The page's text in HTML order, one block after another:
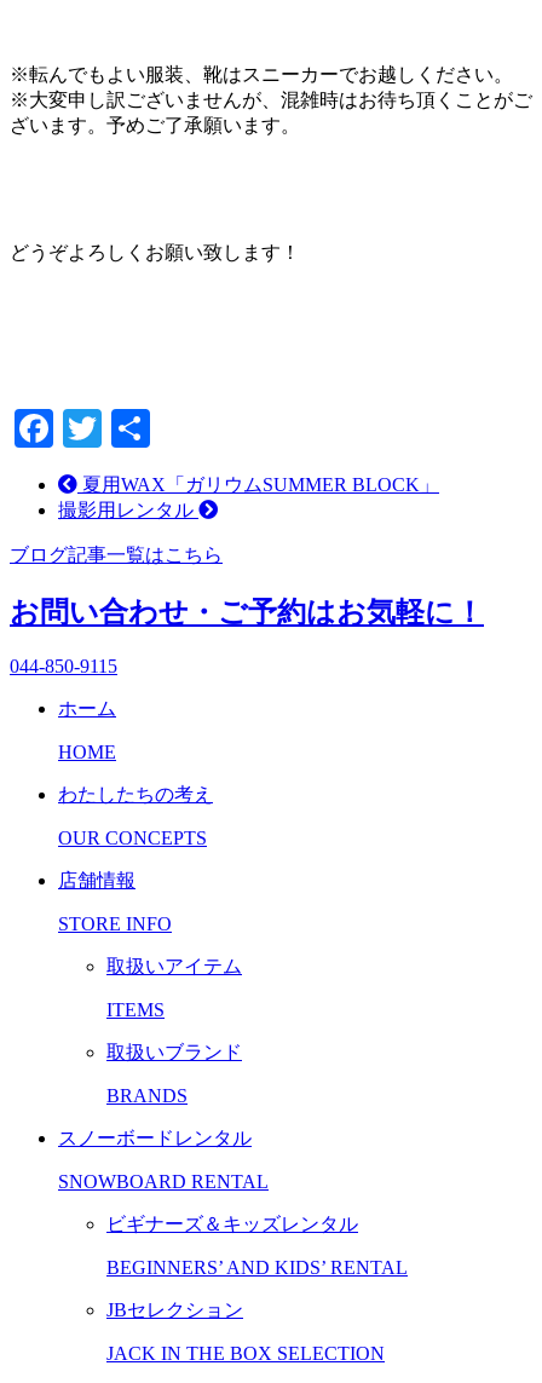
※転んでもよい服装、靴はスニーカーでお越しください。
※大変申し訳ございませんが、混雑時はお待ち頂くことがご
ざいます。予めご了承願います。
どうぞよろしくお願い致します！
Facebook
Twitter
有
夏用WAX「ガリウムSUMMER BLOCK」
撮影用レンタル
ブログ記事一覧はこちら
お問い合わせ・ご予約はお気軽に！
044-850-9115
ホーム
HOME
わたしたちの考え
OUR CONCEPTS
店舗情報
STORE INFO
取扱いアイテム
ITEMS
取扱いブランド
BRANDS
スノーボードレンタル
SNOWBOARD RENTAL
ビギナーズ＆キッズレンタル
BEGINNERS’ AND KIDS’ RENTAL
JBセレクション
JACK IN THE BOX SELECTION